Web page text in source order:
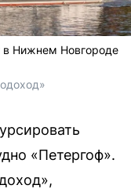
Нижнем Новгороде
«Петергоф».